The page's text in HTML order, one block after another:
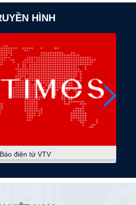
- Kinh doanh
nguồn cội
nông nghiệp của người Thái
các dân tộc
nghề
là để yêu thương
vai trò của mặt trận
dân nói
mới của ngoại giao Việt Nam
HÌNH
Báo điện tử VTV